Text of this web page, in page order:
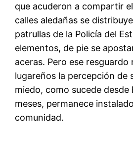
que acuderon a compartir
calles aledañas se
patrullas de la Policía del
elementos, de pie se
aceras. Pero ese
lugareños la percepción de
miedo, como sucede desde
meses, permanece
comunidad.